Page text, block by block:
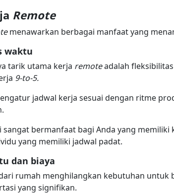
Remote
menawarkan berbagai manfaat yang
waktu
tarik utama kerja remoteadalah
9-to-5.
jadwal kerja sesuai dengan ritme
sangat bermanfaat bagi Anda yang
yang memiliki jadwal padat.
dan biaya
rumah menghilangkan kebutuhan untuk
yang signifikan.